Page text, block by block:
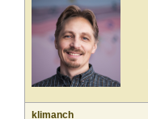
klimanch